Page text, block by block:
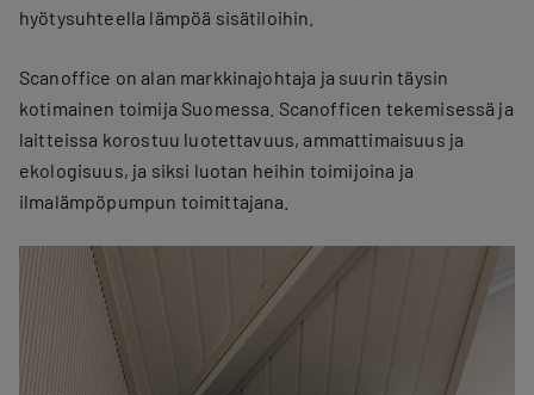
hyötysuhteella lämpöä sisätiloihin.
Scanoffice on alan markkinajohtaja ja suurin täysin
kotimainen toimija Suomessa. Scanofficen tekemisessä ja
laitteissa korostuu luotettavuus, ammattimaisuus ja
ekologisuus, ja siksi luotan heihin toimijoina ja
ilmalämpöpumpun toimittajana.